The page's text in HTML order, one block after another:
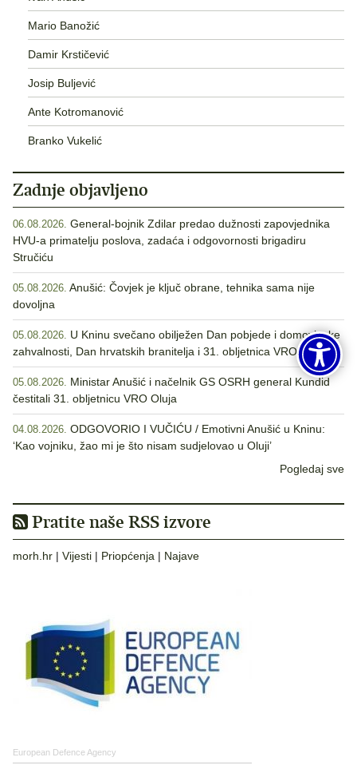
Mario Banožić
Damir Krstičević
Josip Buljević
Ante Kotromanović
Branko Vukelić
Zadnje objavljeno
06.08.2026. General-bojnik Zdilar predao dužnosti zapovjednika
HVU-a primatelju poslova, zadaća i odgovornosti brigadiru
Stručiću
05.08.2026. Anušić: Čovjek je ključ obrane, tehnika sama nije
dovoljna
05.08.2026. U Kninu svečano obilježen Dan pobjede i domovinske
zahvalnosti, Dan hrvatskih branitelja i 31. obljetnica VRO Oluja
05.08.2026. Ministar Anušić i načelnik GS OSRH general Kundid
čestitali 31. obljetnicu VRO Oluja
04.08.2026. ODGOVORIO I VUČIĆU / Emotivni Anušić u Kninu:
‘Kao vojniku, žao mi je što nisam sudjelovao u Oluji’
Pogledaj sve
Pratite naše RSS izvore
morh.hr | Vijesti | Priopćenja | Najave
European Defence Agency